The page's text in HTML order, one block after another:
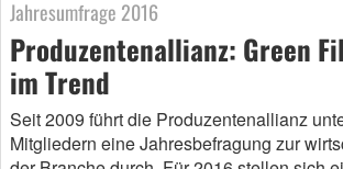
Jahresumfrage 2016
Produzentenallianz: Green
im Trend
Seit 2009 führt die Produzentenallianz
Mitgliedern eine Jahresbefragung zur